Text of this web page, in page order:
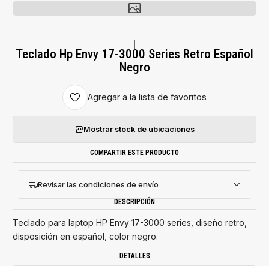
Teclado Hp Envy 17-3000 Series Retro Español
Negro
Agregar a la lista de favoritos
Mostrar stock de ubicaciones
COMPARTIR ESTE PRODUCTO
Revisar las condiciones de envío
DESCRIPCIÓN
Teclado para laptop HP Envy 17-3000 series, diseño retro,
disposición en español, color negro.
DETALLES